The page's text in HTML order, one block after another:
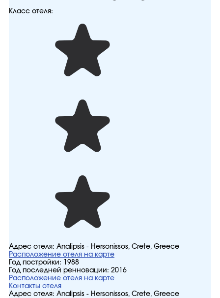
Класс отеля:
Адрес отеля: Analipsis - Hersonissos, Crete, Greece
Расположение отеля на карте
Год постройки:
1988
Год последней ренновации: 2016
Расположение отеля на карте
Контакты отеля
Адрес отеля: Analipsis - Hersonissos, Crete, Greece